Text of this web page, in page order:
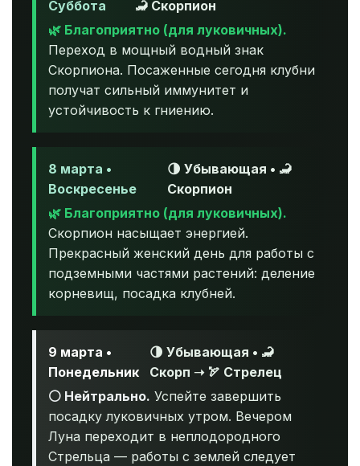
Суббота
🦂 Скорпион
🌿 Благоприятно (для луковичных).
Переход в мощный водный знак
Скорпиона. Посаженные сегодня клубни
получат сильный иммунитет и
устойчивость к гниению.
8 марта •
Воскресенье
🌗 Убывающая • 🦂
Скорпион
🌿 Благоприятно (для луковичных).
Скорпион насыщает энергией.
Прекрасный женский день для работы с
подземными частями растений: деление
корневищ, посадка клубней.
9 марта •
Понедельник
🌗 Убывающая • 🦂
Скорп ➝ 🏹 Стрелец
⚪ Нейтрально. Успейте завершить
посадку луковичных утром. Вечером
Луна переходит в неплодородного
Стрельца — работы с землей следует